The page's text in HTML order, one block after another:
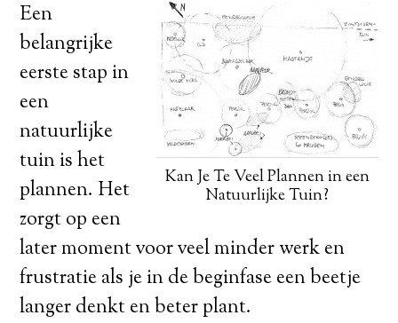
Kan Je Te Veel Plannen in een
Natuurlijke Tuin?
Een
belangrijke
eerste stap in
een
natuurlijke
tuin is het
plannen. Het
zorgt op een
later moment voor veel minder werk en
frustratie als je in de beginfase een beetje
langer denkt en beter plant.